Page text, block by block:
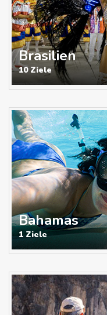
Brasilien
10 Ziele
Bahamas
1 Ziele